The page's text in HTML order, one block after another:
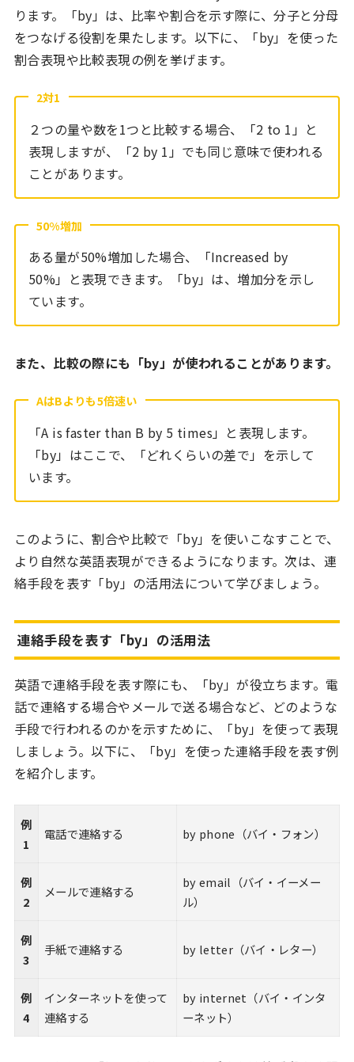
ります。「by」は、比率や割合を示す際に、分子と分母
をつなげる役割を果たします。以下に、「by」を使った
割合表現や比較表現の例を挙げます。
2対1
２つの量や数を1つと比較する場合、「2 to 1」と
表現しますが、「2 by 1」でも同じ意味で使われる
ことがあります。
50%増加
ある量が50%増加した場合、「Increased by
50%」と表現できます。「by」は、増加分を示し
ています。
また、比較の際にも「by」が使われることがあります。
AはBよりも5倍速い
「A is faster than B by 5 times」と表現します。
「by」はここで、「どれくらいの差で」を示して
います。
このように、割合や比較で「by」を使いこなすことで、
より自然な英語表現ができるようになります。次は、連
絡手段を表す「by」の活用法について学びましょう。
連絡手段を表す「by」の活用法
英語で連絡手段を表す際にも、「by」が役立ちます。電
話で連絡する場合やメールで送る場合など、どのような
手段で行われるのかを示すために、「by」を使って表現
しましょう。以下に、「by」を使った連絡手段を表す例
を紹介します。
例
1
電話で連絡する by phone（バイ・フォン）
例
2
メールで連絡する
by email（バイ・イーメー
ル）
例
3
手紙で連絡する by letter（バイ・レター）
例
4
インターネットを使って
連絡する
by internet（バイ・インタ
ーネット）